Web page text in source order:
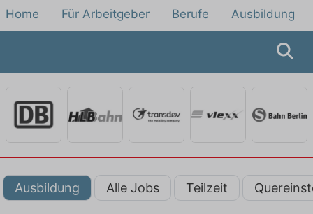
Home Für Arbeitgeber Berufe Ausbildung
Ausbildung Alle Jobs Teilzeit